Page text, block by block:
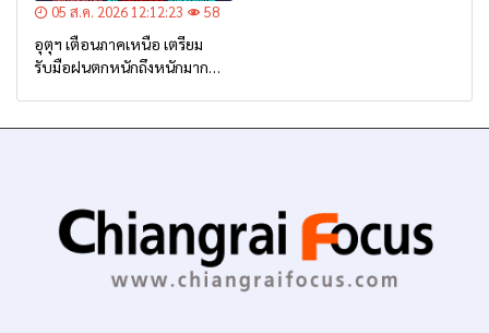
05 ส.ค. 2026 12:12:23 58
อุตุฯ เตือนภาคเหนือ เตรียม
รับมือฝนตกหนักถึงหนักมาก